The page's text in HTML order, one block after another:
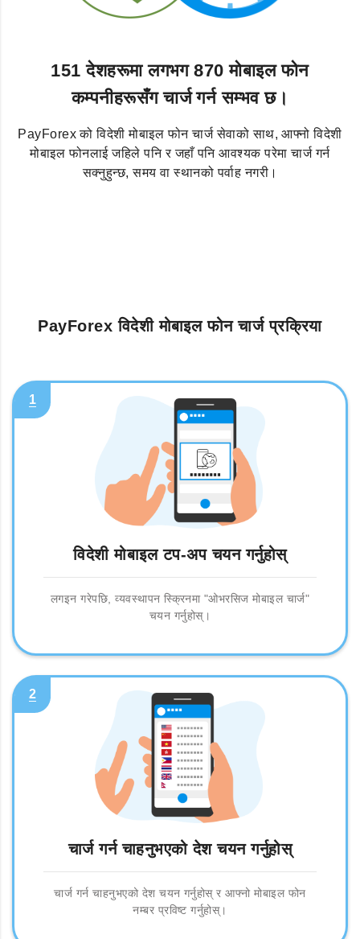
151 देशहरूमा लगभग 870 मोबाइल फोन
कम्पनीहरूसँग चार्ज गर्न सम्भव छ।
PayForex को विदेशी मोबाइल फोन चार्ज सेवाको साथ, आफ्नो विदेशी
मोबाइल फोनलाई जहिले पनि र जहाँ पनि आवश्यक परेमा चार्ज गर्न
सक्नुहुन्छ, समय वा स्थानको पर्वाह नगरी।
PayForex विदेशी मोबाइल फोन चार्ज प्रक्रिया
1
विदेशी मोबाइल टप-अप चयन गर्नुहोस्
लगइन गरेपछि, व्यवस्थापन स्क्रिनमा "ओभरसिज मोबाइल चार्ज"
चयन गर्नुहोस्।
2
चार्ज गर्न चाहनुभएको देश चयन गर्नुहोस्
चार्ज गर्न चाहनुभएको देश चयन गर्नुहोस् र आफ्नो मोबाइल फोन
नम्बर प्रविष्ट गर्नुहोस्।